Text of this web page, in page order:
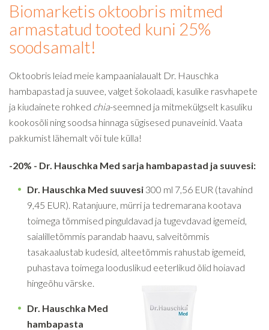
Biomarketis oktoobris mitmed
armastatud tooted kuni 25%
soodsamalt!
Oktoobris leiad meie kampaanialaualt Dr. Hauschka
hambapastad ja suuvee, valget šokolaadi, kasulike rasvhapete
ja kiudainete rohked chia-seemned ja mitmekülgselt kasuliku
kookosõli ning soodsa hinnaga sügisesed punaveinid. Vaata
pakkumist lähemalt või tule külla!
-20% - Dr. Hauschka Med sarja hambapastad ja suuvesi:
Dr. Hauschka Med suuvesi 300 ml 7,56 EUR (tavahind
9,45 EUR). Ratanjuure, mürri ja tedremarana kootava
toimega tõmmised pinguldavad ja tugevdavad igemeid,
saialilletõmmis parandab haavu, salveitõmmis
tasakaalustab kudesid, alteetõmmis rahustab igemeid,
puhastava toimega looduslikud eeterlikud õlid hoiavad
hingeõhu värske.
Dr. Hauschka Med
hambapasta